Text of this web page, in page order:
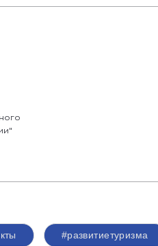
#развитиетуризма